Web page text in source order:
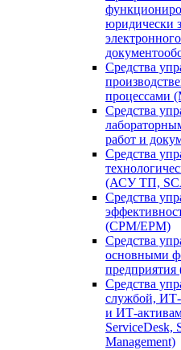
юридически
электронного
Средства
процессами
Средства
работ и
Средства
(АСУ ТП,
Средства
(CPM/EPM)
Средства
основными
Средства
службой, ИТ-
и ИТ-
ServiceDesk,
Management)